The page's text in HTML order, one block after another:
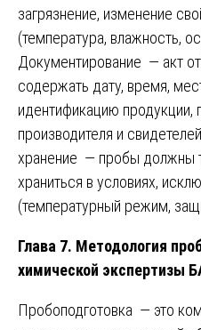
загрязнение, изменение
(температура, влажность,
Документирование — акт
содержать дату, время,
идентификацию продукции,
производителя и
хранение — пробы должны
храниться в условиях,
(температурный режим,
Глава 7. Методология
химической экспертизы
Пробоподготовка — это